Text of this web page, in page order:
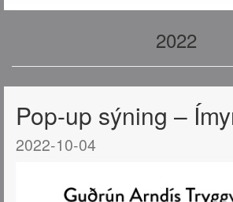
2022
Pop-up sýning –
2022-10-04